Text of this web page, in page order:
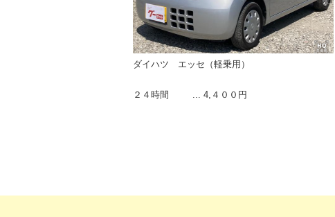
ダイハツ エッセ（軽乗用）
２４時間 ... 4,４００円